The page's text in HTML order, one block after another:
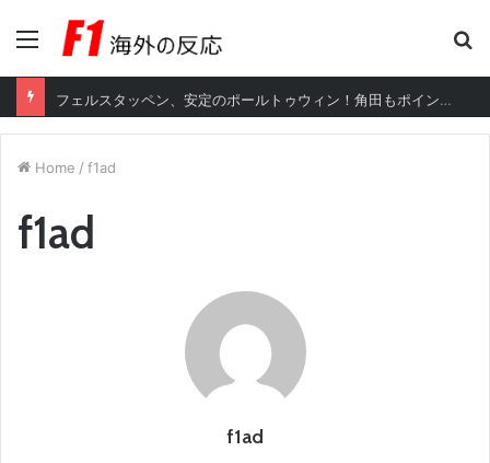
Menu
Home / f1ad
f1ad
f1ad